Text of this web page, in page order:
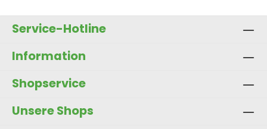
Service-Hotline
Information
Shopservice
Unsere Shops